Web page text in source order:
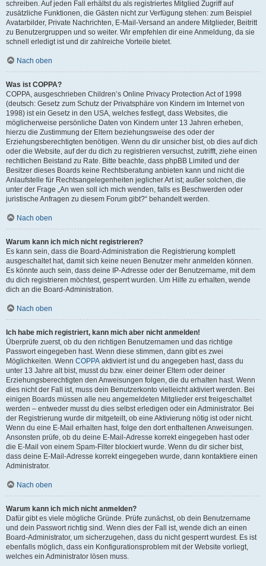
schreiben. Auf jeden Fall erhältst du als registriertes Mitglied Zugriff auf
zusätzliche Funktionen, die Gästen nicht zur Verfügung stehen: zum Beispiel
Avatarbilder, Private Nachrichten, E-Mail-Versand an andere Mitglieder, Beitritt
zu Benutzergruppen und so weiter. Wir empfehlen dir eine Anmeldung, da sie
schnell erledigt ist und dir zahlreiche Vorteile bietet.
Nach oben
Was ist COPPA?
COPPA, ausgeschrieben Children’s Online Privacy Protection Act of 1998
(deutsch: Gesetz zum Schutz der Privatsphäre von Kindern im Internet von
1998) ist ein Gesetz in den USA, welches festlegt, dass Websites, die
möglicherweise persönliche Daten von Kindern unter 13 Jahren erheben,
hierzu die Zustimmung der Eltern beziehungsweise des oder der
Erziehungsberechtigten benötigen. Wenn du dir unsicher bist, ob dies auf dich
oder die Website, auf der du dich zu registrieren versuchst, zutrifft, ziehe einen
rechtlichen Beistand zu Rate. Bitte beachte, dass phpBB Limited und der
Besitzer dieses Boards keine Rechtsberatung anbieten kann und nicht die
Anlaufstelle für Rechtsangelegenheiten jeglicher Art ist; außer solchen, die
unter der Frage „An wen soll ich mich wenden, falls es Beschwerden oder
juristische Anfragen zu diesem Forum gibt?“ behandelt werden.
Nach oben
Warum kann ich mich nicht registrieren?
Es kann sein, dass die Board-Administration die Registrierung komplett
ausgeschaltet hat, damit sich keine neuen Benutzer mehr anmelden können.
Es könnte auch sein, dass deine IP-Adresse oder der Benutzername, mit dem
du dich registrieren möchtest, gesperrt wurden. Um Hilfe zu erhalten, wende
dich an die Board-Administration.
Nach oben
Ich habe mich registriert, kann mich aber nicht anmelden!
Überprüfe zuerst, ob du den richtigen Benutzernamen und das richtige
Passwort eingegeben hast. Wenn diese stimmen, dann gibt es zwei
Möglichkeiten. Wenn COPPA aktiviert ist und du angegeben hast, dass du
unter 13 Jahre alt bist, musst du bzw. einer deiner Eltern oder deiner
Erziehungsberechtigten den Anweisungen folgen, die du erhalten hast. Wenn
dies nicht der Fall ist, muss dein Benutzerkonto vielleicht aktiviert werden. Bei
einigen Boards müssen alle neu angemeldeten Mitglieder erst freigeschaltet
werden – entweder musst du dies selbst erledigen oder ein Administrator. Bei
der Registrierung wurde dir mitgeteilt, ob eine Aktivierung nötig ist oder nicht.
Wenn du eine E-Mail erhalten hast, folge den dort enthaltenen Anweisungen.
Ansonsten prüfe, ob du deine E-Mail-Adresse korrekt eingegeben hast oder
die E-Mail von einem Spam-Filter blockiert wurde. Wenn du dir sicher bist,
dass deine E-Mail-Adresse korrekt eingegeben wurde, dann kontaktiere einen
Administrator.
Nach oben
Warum kann ich mich nicht anmelden?
Dafür gibt es viele mögliche Gründe. Prüfe zunächst, ob dein Benutzername
und dein Passwort richtig sind. Wenn dies der Fall ist, wende dich an einen
Board-Administrator, um sicherzugehen, dass du nicht gesperrt wurdest. Es ist
ebenfalls möglich, dass ein Konfigurationsproblem mit der Website vorliegt,
welches ein Administrator lösen muss.